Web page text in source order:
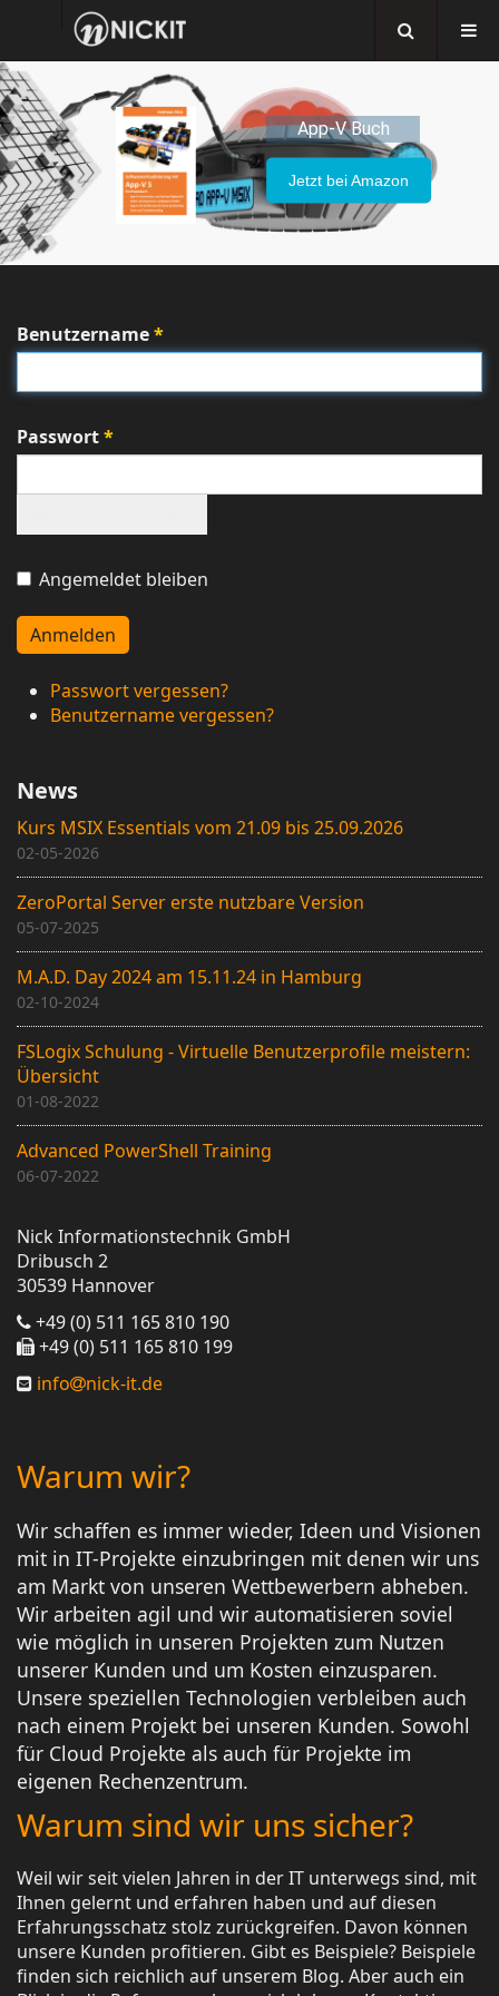
App-V Buch
Jetzt bei Amazon
Benutzername*
Passwort*
Angemeldet bleiben
Anmelden
Passwort vergessen?
Benutzername vergessen?
News
Kurs MSIX Essentials vom 21.09 bis 25.09.2026
02-05-2026
ZeroPortal Server erste nutzbare Version
05-07-2025
M.A.D. Day 2024 am 15.11.24 in Hamburg
02-10-2024
FSLogix Schulung - Virtuelle Benutzerprofile meistern:
Übersicht
01-08-2022
Advanced PowerShell Training
06-07-2022
Nick Informationstechnik GmbH
Dribusch 2
30539 Hannover
+49 (0) 511 165 810 190
+49 (0) 511 165 810 199
info
nick-it.de
Warum wir?
Wir schaffen es immer wieder, Ideen und Visionen
mit in IT-Projekte einzubringen mit denen wir uns
am Markt von unseren Wettbewerbern abheben.
Wir arbeiten agil und wir automatisieren soviel
wie möglich in unseren Projekten zum Nutzen
unserer Kunden und um Kosten einzusparen.
Unsere speziellen Technologien verbleiben auch
nach einem Projekt bei unseren Kunden. Sowohl
für Cloud Projekte als auch für Projekte im
eigenen Rechenzentrum.
Warum sind wir uns sicher?
Weil wir seit vielen Jahren in der IT unterwegs sind, mit
Ihnen gelernt und erfahren haben und auf diesen
Erfahrungsschatz stolz zurückgreifen. Davon können
unsere Kunden profitieren. Gibt es Beispiele? Beispiele
finden sich reichlich auf unserem Blog. Aber auch ein